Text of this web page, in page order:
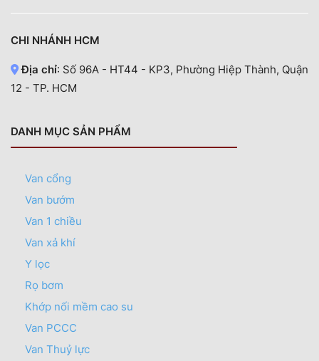
CHI NHÁNH HCM
Địa chỉ: Số 96A - HT44 - KP3, Phường Hiệp Thành, Quận
12 - TP. HCM
DANH MỤC SẢN PHẨM
Van cổng
Van bướm
Van 1 chiều
Van xả khí
Y lọc
Rọ bơm
Khớp nối mềm cao su
Van PCCC
Van Thuỷ lực